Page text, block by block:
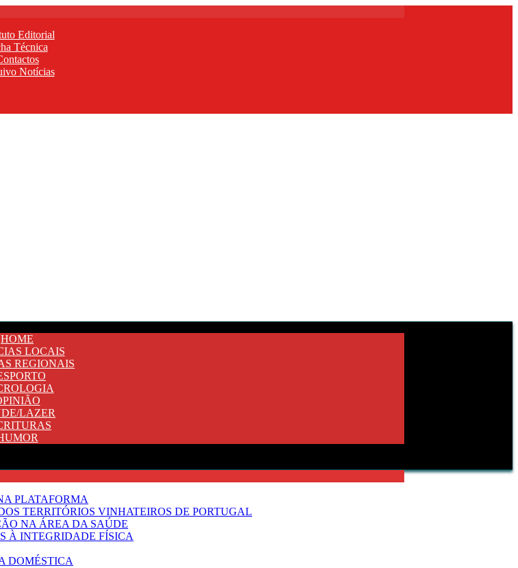
Editorial
Técnica
Notícias
HOME
LOCAIS
REGIONAIS
LAZER
PLATAFORMA
TERRITÓRIOS VINHATEIROS DE PORTUGAL
NA ÁREA DA SAÚDE
À INTEGRIDADE FÍSICA
DOMÉSTICA